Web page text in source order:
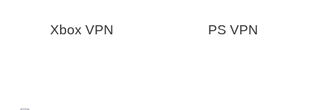
Xbox VPN PS VPN